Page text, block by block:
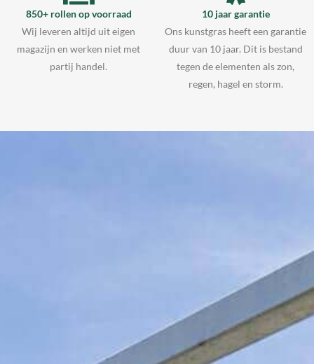
850+ rollen op voorraad
Wij leveren altijd uit eigen
magazijn en werken niet met
partij handel.
10 jaar garantie
Ons kunstgras heeft een garantie
duur van 10 jaar. Dit is bestand
tegen de elementen als zon,
regen, hagel en storm.